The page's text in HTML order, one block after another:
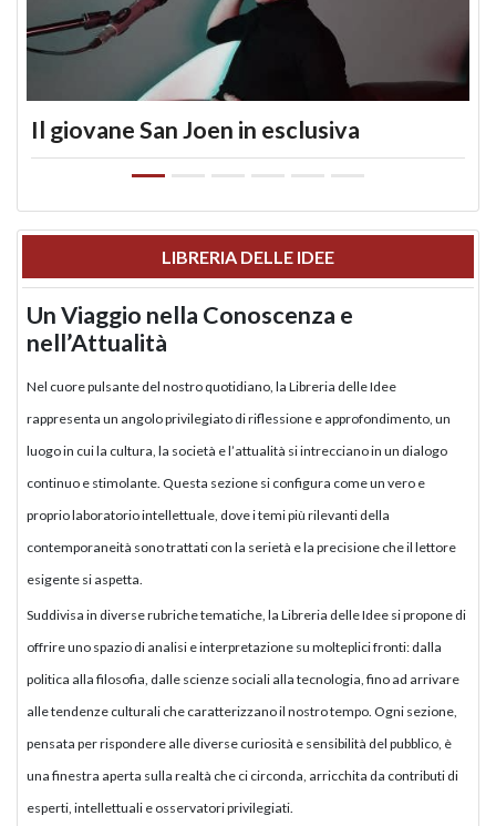
Il giovane San Joen in esclusiva
LIBRERIA DELLE IDEE
Un Viaggio nella Conoscenza e
nell’Attualità
Nel cuore pulsante del nostro quotidiano, la Libreria delle Idee
rappresenta un angolo privilegiato di riflessione e approfondimento, un
luogo in cui la cultura, la società e l’attualità si intrecciano in un dialogo
continuo e stimolante. Questa sezione si configura come un vero e
proprio laboratorio intellettuale, dove i temi più rilevanti della
contemporaneità sono trattati con la serietà e la precisione che il lettore
esigente si aspetta.
Suddivisa in diverse rubriche tematiche, la Libreria delle Idee si propone di
offrire uno spazio di analisi e interpretazione su molteplici fronti: dalla
politica alla filosofia, dalle scienze sociali alla tecnologia, fino ad arrivare
alle tendenze culturali che caratterizzano il nostro tempo. Ogni sezione,
pensata per rispondere alle diverse curiosità e sensibilità del pubblico, è
una finestra aperta sulla realtà che ci circonda, arricchita da contributi di
esperti, intellettuali e osservatori privilegiati.